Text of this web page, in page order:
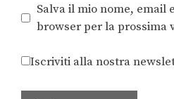
Salva il mio nome, email
browser per la prossima
Iscriviti alla nostra